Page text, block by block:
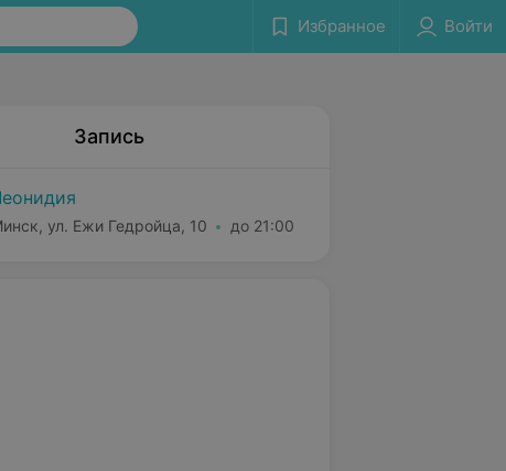
Избранное Войти
Запись
ул. Ежи Гедройца, 10 до 21:00